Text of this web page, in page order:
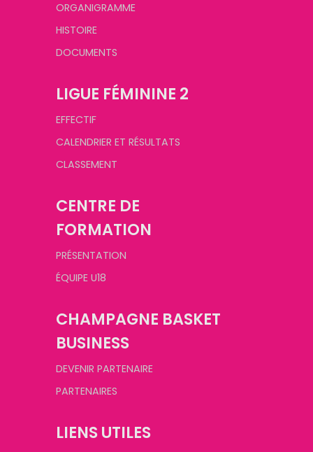
ORGANIGRAMME
HISTOIRE
DOCUMENTS
LIGUE FÉMININE 2
EFFECTIF
CALENDRIER ET RÉSULTATS
CLASSEMENT
CENTRE DE
FORMATION
PRÉSENTATION
ÉQUIPE U18
CHAMPAGNE BASKET
BUSINESS
DEVENIR PARTENAIRE
PARTENAIRES
LIENS UTILES